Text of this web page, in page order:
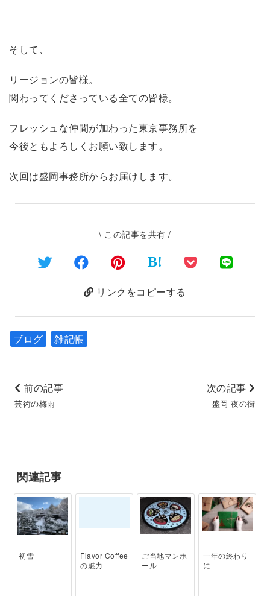
そして、
リージョンの皆様。
関わってくださっている全ての皆様。
フレッシュな仲間が加わった東京事務所を
今後ともよろしくお願い致します。
次回は盛岡事務所からお届けします。
\ この記事を共有 /
B!
リンクをコピーする
ブログ 雑記帳
前の記事
芸術の梅雨
次の記事
盛岡 夜の街
関連記事
初雪
Flavor Coffee
の魅力
ご当地マンホ
ール
一年の終わり
に